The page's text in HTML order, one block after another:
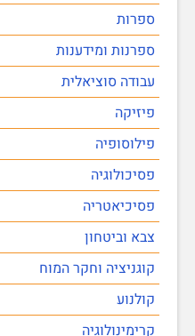
ספרות
ספרנות ומידענות
עבודה סוציאלית
פיזיקה
פילוסופיה
פסיכולוגיה
פסיכיאטריה
צבא וביטחון
קוגניציה וחקר המוח
קולנוע
קרימינולוגיה